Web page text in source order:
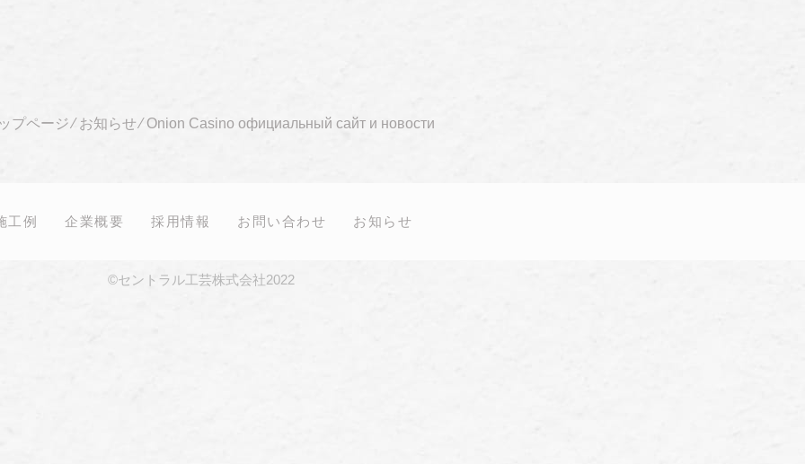
プページ⁄ お知らせ⁄Onion Casino официальный сайт и новости
工例 企業概要 採用情報 お問い合わせ お知らせ
©セントラル工芸株式会社2022